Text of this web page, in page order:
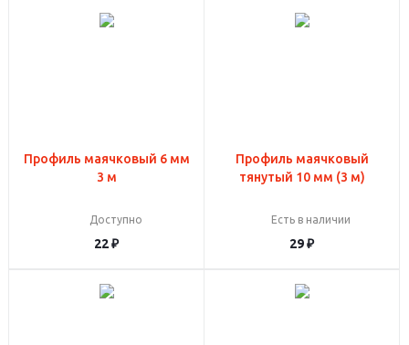
Профиль маячковый 6 мм
3 м
Доступно
22₽
Профиль маячковый
тянутый 10 мм (3 м)
Есть в наличии
29₽